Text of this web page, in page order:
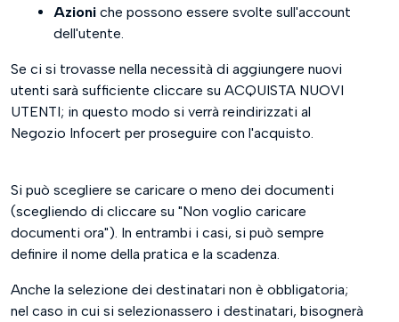
Azioni che possono essere svolte sull'account
dell'utente.
Se ci si trovasse nella necessità di aggiungere nuovi
utenti sarà sufficiente cliccare su ACQUISTA NUOVI
UTENTI; in questo modo si verrà reindirizzati al
Negozio Infocert per proseguire con l'acquisto.
Si può scegliere se caricare o meno dei documenti
(scegliendo di cliccare su "Non voglio caricare
documenti ora"). In entrambi i casi, si può sempre
definire il nome della pratica e la scadenza.
Anche la selezione dei destinatari non è obbligatoria;
nel caso in cui si selezionassero i destinatari, bisognerà